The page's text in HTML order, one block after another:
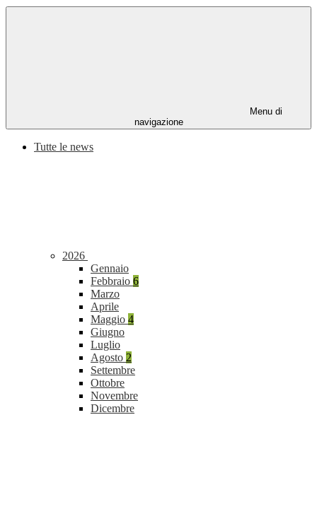
Menu di
navigazione
Tutte le news
2026
Gennaio
Febbraio 6
Marzo
Aprile
Maggio 4
Giugno
Luglio
Agosto 2
Settembre
Ottobre
Novembre
Dicembre